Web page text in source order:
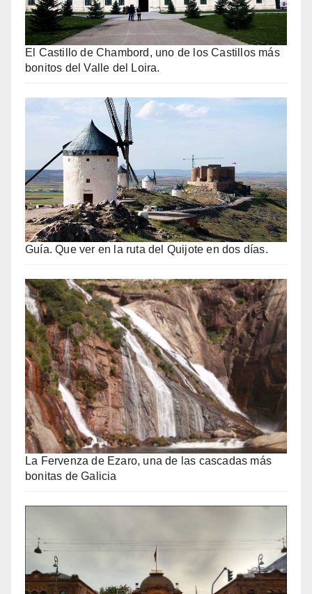
El Castillo de Chambord, uno de los Castillos más
bonitos del Valle del Loira.
Guía. Que ver en la ruta del Quijote en dos días.
La Fervenza de Ezaro, una de las cascadas más
bonitas de Galicia